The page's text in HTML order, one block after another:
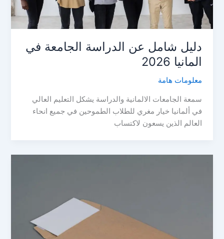
دليل شامل عن الدراسة الجامعة في
المانيا 2026
معلومات هامة
سمعة الجامعات الالمانية والدراسة يشكل التعليم العالي
في ألمانيا خيار مغري للطلاب الطموحين في جميع انحاء
العالم الذين يسعون لاكتساب